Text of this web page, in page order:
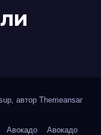
автор Themeansar
Авокадо Авокадо